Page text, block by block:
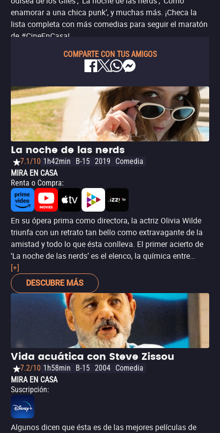
enamorar a una chica punk’, y muchas más. ¡Checa la
lista completa con más comedias para seguir el maratón
de #CineEnCasa!
COMPARTE CON TUS AMIGOS
La noche de las nerds
7.1/10 1h42min B-15 2019
Comedia
MIRA EN CASA
Renta o Compra:
En su ópera prima como directora, la actriz Olivia Wilde
triunfa con un retrato tan bello como extravagante de la
amistad y todo lo que ésta conlleva. El primer acierto de
‘La noche de las nerds’ es el elenco, la química entre
Kaitlyn Dever y Beanie Feldstein es una bomba desde el
primer minuto, a la vez que refleja perfectamente las
generaciones jóvenes actuales. La diversidad sexual y el
romance a través de las redes sociales también sirven
como detonantes para construir a la dupla protagónica y
para proporcionar la visión de una generación ya madura
respecto determinados valores presentes en los
millennials más jóvenes.
[+]
DESCUBRE MÁS
Vida acuática con Steve Zissou
7.2/10 1h58min B-15 2004 Comedia
MIRA EN CASA
Suscripción:
Algunos dicen que ésta es de las mejores películas de